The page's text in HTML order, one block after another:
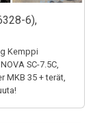
6),
Kemppi
SC-7.5C,
MKB 35 + terät,